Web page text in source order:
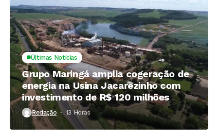
Últimas Notícias
Grupo Maringá amplia cogeração de
energia na Usina Jacarezinho com
investimento de R$ 120 milhões
Redação 13 Horas ⁮